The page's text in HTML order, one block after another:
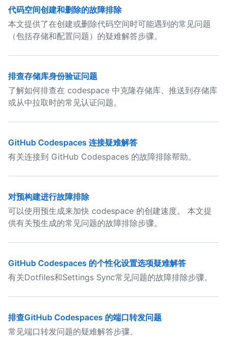
代码空间创建和删除的故障排除
本文提供了在创建或删除代码空间时可能遇到的常见问题
（包括存储和配置问题）的疑难解答步骤。
排查存储库身份验证问题
了解如何排查在 codespace 中克隆存储库、推送到存储库
或从中拉取时的常见认证问题。
GitHub Codespaces 连接疑难解答
有关连接到 GitHub Codespaces 的故障排除帮助。
对预构建进行故障排除
可以使用预生成来加快 codespace 的创建速度。 本文提
供有关预生成的常见问题的故障排除步骤。
GitHub Codespaces 的个性化设置选项疑难解答
有关Dotfiles和Settings Sync常见问题的故障排除步骤。
排查GitHub Codespaces 的端口转发问题
常见端口转发问题的疑难解答步骤。